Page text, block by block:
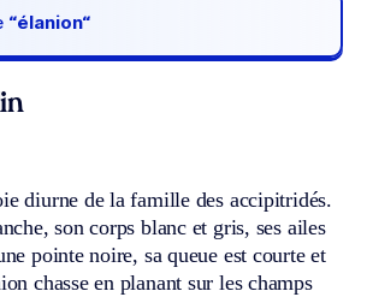
“élanion“
diurne de la famille des accipitridés.
son corps blanc et gris, ses ailes
pointe noire, sa queue est courte et
chasse en planant sur les champs